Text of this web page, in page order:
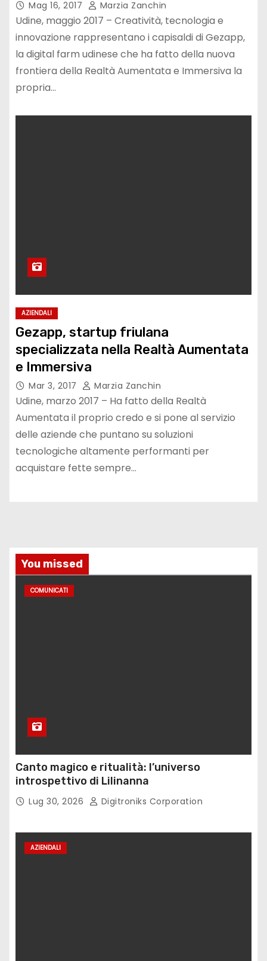
Mag 16, 2017 Marzia Zanchin
Udine, maggio 2017 – Creatività, tecnologia e
innovazione rappresentano i capisaldi di Gezapp,
la digital farm udinese che ha fatto della nuova
frontiera della Realtà Aumentata e Immersiva la
propria…
AZIENDALI
Gezapp, startup friulana
specializzata nella Realtà Aumentata
e Immersiva
Mar 3, 2017 Marzia Zanchin
Udine, marzo 2017 – Ha fatto della Realtà
Aumentata il proprio credo e si pone al servizio
delle aziende che puntano su soluzioni
tecnologiche altamente performanti per
acquistare fette sempre…
You missed
COMUNICATI
Canto magico e ritualità: l’universo
introspettivo di Lilinanna
Lug 30, 2026 Digitroniks Corporation
AZIENDALI